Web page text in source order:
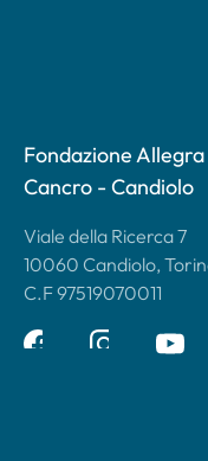
Fondazione
Cancro - Candiolo
Viale della Ricerca 7
10060 Candiolo,
C.F 97519070011